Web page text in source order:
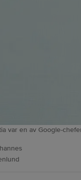
var en av Google-